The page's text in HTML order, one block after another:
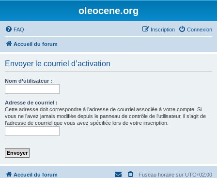
oleocene.org
FAQ Connexion
Inscription
Accueil du forum
Envoyer le courriel d’activation
Nom d’utilisateur :
Adresse de courriel :
Cette adresse doit correspondre à l’adresse de courriel associée à votre compte. Si
vous ne l’avez jamais modifiée depuis le panneau de contrôle de l’utilisateur, il s’agit de
l’adresse de courriel que vous avez spécifiée lors de votre inscription.
Accueil du forum Fuseau horaire sur UTC+02:00